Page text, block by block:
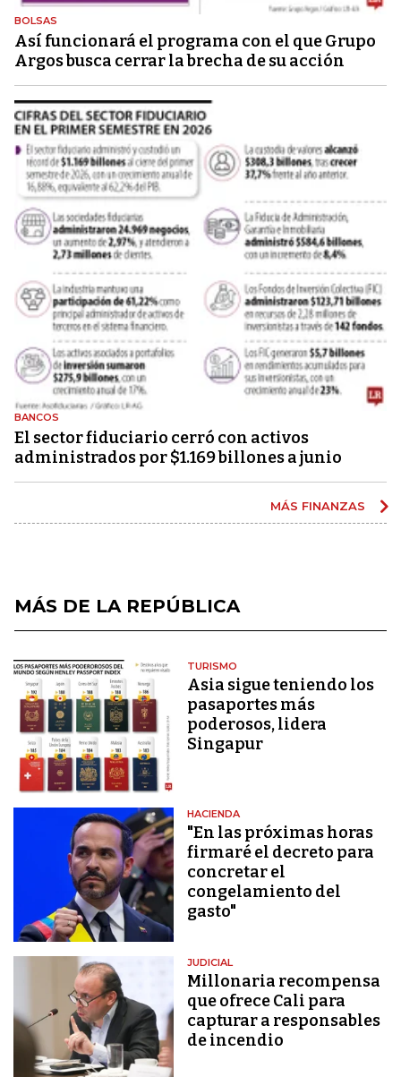
BOLSAS
Así funcionará el programa con el que Grupo
Argos busca cerrar la brecha de su acción
BANCOS
El sector fiduciario cerró con activos
administrados por $1.169 billones a junio
MÁS FINANZAS
MÁS DE LA REPÚBLICA
TURISMO
Asia sigue teniendo los
pasaportes más
poderosos, lidera
Singapur
HACIENDA
"En las próximas horas
firmaré el decreto para
concretar el
congelamiento del
gasto"
JUDICIAL
Millonaria recompensa
que ofrece Cali para
capturar a responsables
de incendio